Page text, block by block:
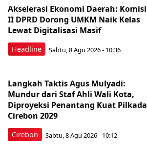
Headline
Akselerasi Ekonomi Daerah: Komisi
II DPRD Dorong UMKM Naik Kelas
Lewat Digitalisasi Masif
Sabtu, 8 Agu 2026 - 10:36
Cirebon
Langkah Taktis Agus Mulyadi:
Mundur dari Staf Ahli Wali Kota,
Diproyeksi Penantang Kuat Pilkada
Cirebon 2029
Sabtu, 8 Agu 2026 - 10:12